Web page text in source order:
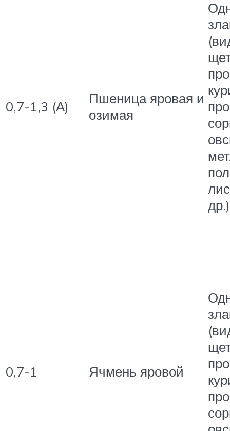
0,7-1,3 (А)
Пшеница яровая и
озимая
0,7-1 Ячмень яровой